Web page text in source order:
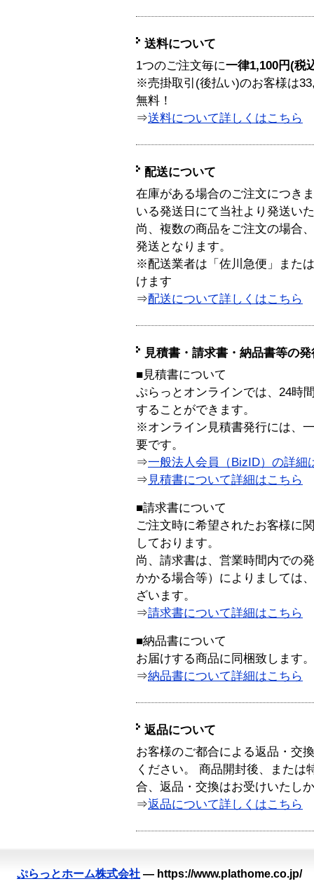
送料について
1つのご注文毎に一律1,100円(税
※売掛取引(後払い)のお客様は
無料！
⇒送料について詳しくはこちら
配送について
在庫がある場合のご注文につき
いる発送日にて当社より発送い
尚、複数の商品をご注文の場合
発送となります。
※配送業者は「佐川急便」また
けます
⇒配送について詳しくはこちら
見積書・請求書・納品書等の
■見積書について
ぷらっとオンラインでは、24時
することができます。
※オンライン見積書発行には、
要です。
⇒一般法人会員（BizID）の詳細
⇒ 見積書について詳細はこちら
■請求書について
ご注文時に希望されたお客様に
しております。
尚、請求書は、営業時間内での
かかる場合等）によりましては
ざいます。
⇒請求書について詳細はこちら
■納品書について
お届けする商品に同梱致します。
⇒納品書について詳細はこちら
返品について
お客様のご都合による返品・交
ください。 商品開封後、または
合、返品・交換はお受けいたし
⇒返品について詳しくはこちら
ぷらっとホーム株式会社 — https://www.plathome.co.jp/